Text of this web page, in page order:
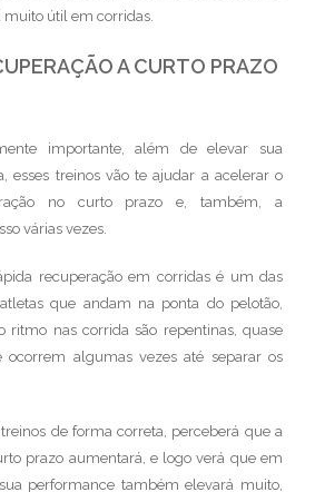
muito útil em corridas.
A CURTO PRAZO
importante, além de elevar sua
esses treinos vão te ajudar a acelerar o
no curto prazo e, também, a
várias vezes.
recuperação em corridas é um das
que andam na ponta do pelotão,
ritmo nas corrida são repentinas, quase
ocorrem algumas vezes até separar os
de forma correta, perceberá que a
prazo aumentará, e logo verá que em
performance também elevará muito,